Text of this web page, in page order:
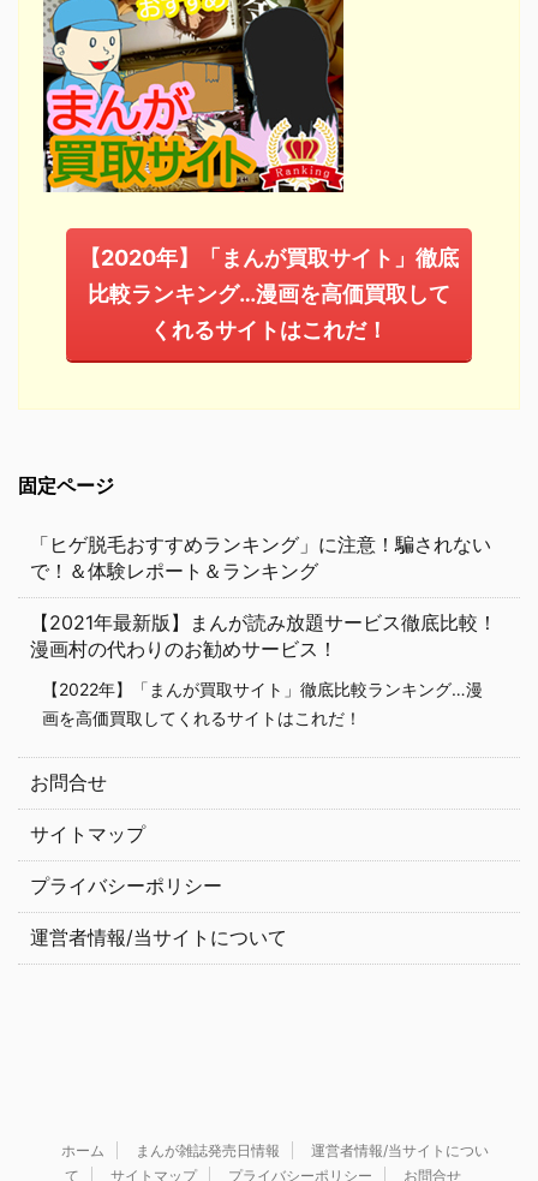
【2020年】「まんが買取サイト」徹底
比較ランキング…漫画を高価買取して
くれるサイトはこれだ！
固定ページ
「ヒゲ脱毛おすすめランキング」に注意！騙されない
で！＆体験レポート＆ランキング
【2021年最新版】まんが読み放題サービス徹底比較！
漫画村の代わりのお勧めサービス！
【2022年】「まんが買取サイト」徹底比較ランキング…漫
画を高価買取してくれるサイトはこれだ！
お問合せ
サイトマップ
プライバシーポリシー
運営者情報/当サイトについて
ホーム まんが雑誌発売日情報
運営者情報/当サイトについ
て
サイトマップ プライバシーポリシー お問合せ